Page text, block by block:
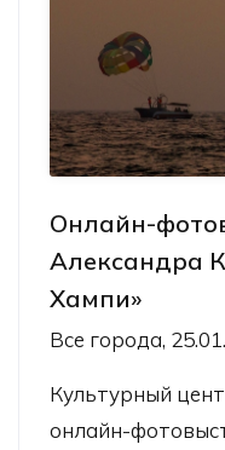
Онлайн-
Александра
Хампи»
Все города,
Культурный
онлайн-